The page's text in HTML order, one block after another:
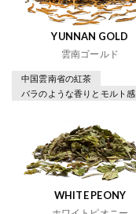
YUNNAN GOLD
雲南ゴールド
中国雲南省の紅茶
バラのような香りとモルト感
WHITE PEONY